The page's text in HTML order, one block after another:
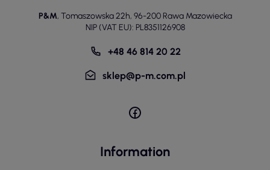
P&M, Tomaszowska 22h, 96-200 Rawa Mazowiecka
NIP (VAT EU): PL8351126908
+48 46 814 20 22
sklep@p-m.com.pl
Information